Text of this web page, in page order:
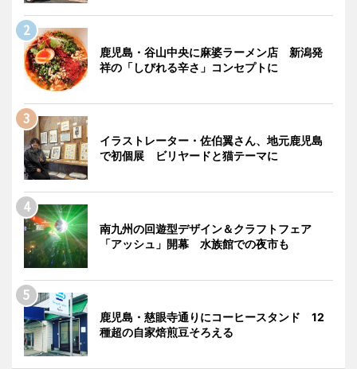
鹿児島・谷山中央に麻婆ラーメン店 新潟発
祥の「しびれる辛さ」コンセプトに
イラストレーター・佐伯翼さん、地元鹿児島
で初個展 ビリヤードと猫テーマに
南九州の回遊型デザイン＆クラフトフェア
「アッシュ」開幕 水族館での夜市も
鹿児島・慈眼寺通りにコーヒースタンド 12
種超の自家焙煎豆そろえる